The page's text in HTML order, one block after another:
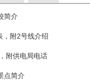
简介
，附2号线介绍
附供电局电话
点简介